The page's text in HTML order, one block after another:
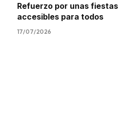
Refuerzo por unas fiestas
accesibles para todos
17/07/2026